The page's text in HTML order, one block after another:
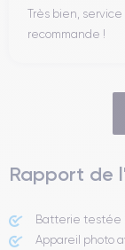
Très bien,
recommande !
Rapport de
Batterie testée
Appareil photo